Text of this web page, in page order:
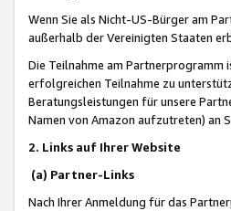
Wenn Sie als Nicht-US-Bürger am
außerhalb der Vereinigten Staaten
Die Teilnahme am Partnerprogramm
erfolgreichen Teilnahme zu
Beratungsleistungen für unsere
Namen von Amazon aufzutreten) an
2. Links auf Ihrer Website
(a) Partner-Links
Nach Ihrer Anmeldung für das